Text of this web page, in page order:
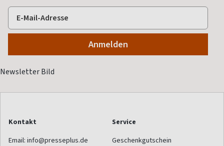
Kontakt
Email: info@presseplus.de
Service
Geschenkgutschein